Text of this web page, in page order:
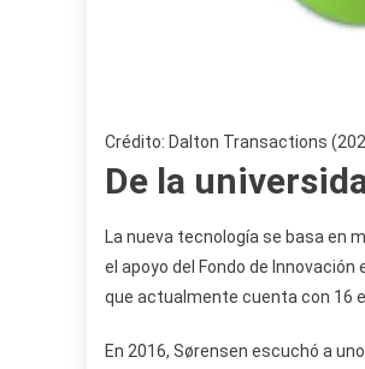
Crédito: Dalton Transactions
De la
La nueva tecnología se basa en
el apoyo del Fondo de
que actualmente cuenta con 16
En 2016, Sørensen escuchó a